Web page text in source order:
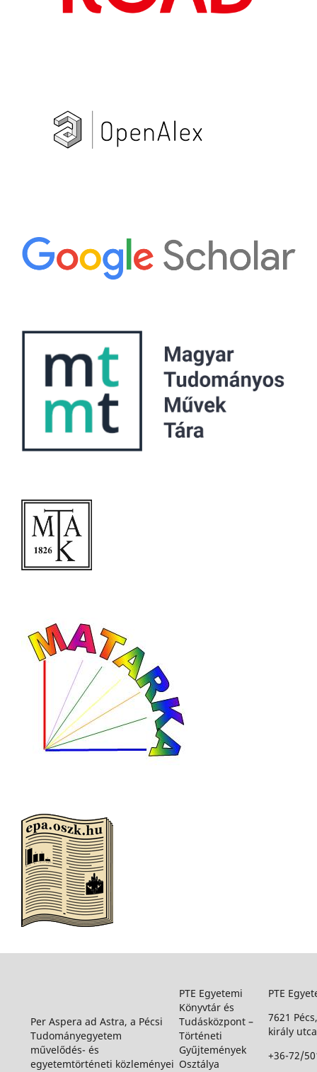
Per Aspera ad Astra, a Pécsi
Tudományegyetem
művelődés- és
egyetemtörténeti közleményei
PTE Egyetemi
Könyvtár és
Tudásközpont –
Történeti
Gyűjtemények
Osztálya
PTE
7621
király
+36-72/